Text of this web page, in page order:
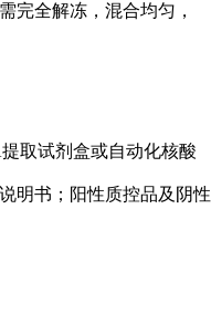
完全解冻，混合均匀，
取试剂盒或自动化核酸
明书；阳性质控品及阴性